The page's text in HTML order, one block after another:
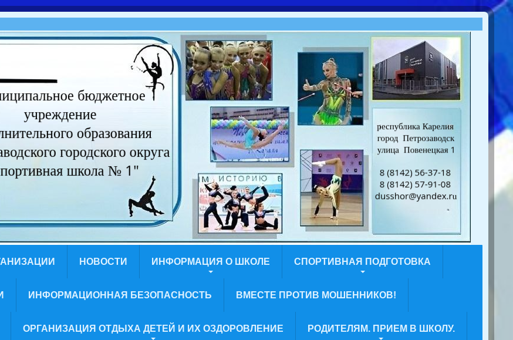
НОВОСТИ ИНФОРМАЦИЯ О ШКОЛЕ СПОРТИВНАЯ ПОДГОТОВКА
ИНФОРМАЦИОННАЯ БЕЗОПАСНОСТЬ ВМЕСТЕ ПРОТИВ МОШЕННИКОВ!
ОРГАНИЗАЦИЯ ОТДЫХА ДЕТЕЙ И ИХ ОЗДОРОВЛЕНИЕ РОДИТЕЛЯМ. ПРИЕМ В ШКОЛУ.